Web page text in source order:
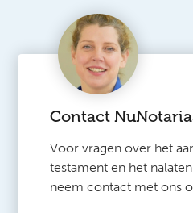
Contact
Voor vragen over het
testament en het
neem contact met ons